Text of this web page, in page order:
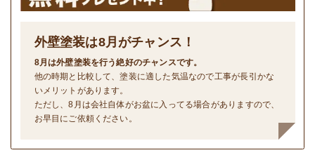
外壁塗装は8月がチャンス！
8月は外壁塗装を行う絶好のチャンスです。
他の時期と比較して、塗装に適した気温なので工事が長引かな
いメリットがあります。
ただし、8月は会社自体がお盆に入ってる場合がありますので、
お早目にご依頼ください。